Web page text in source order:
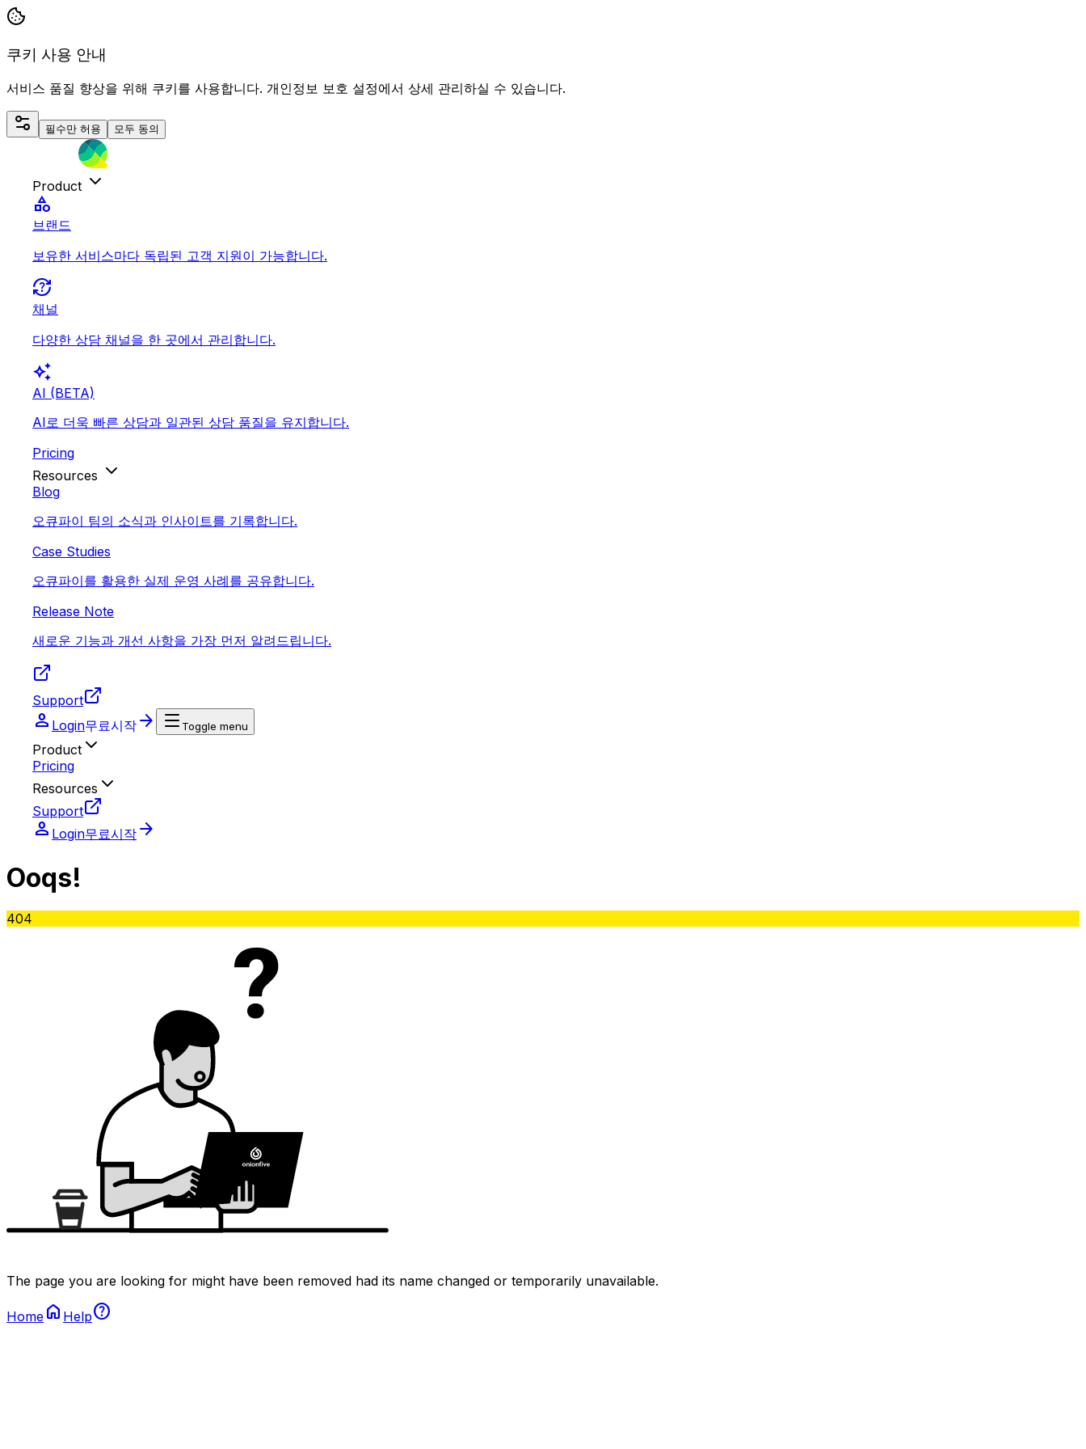
쿠키 사용 안내
서비스 품질 향상을 위해 쿠키를 사용합니다. 개인정보 보호 설정에서 상세 관리하실 수 있습니다.
필수만 허용 모두 동의
Product
category
브랜드
보유한 서비스마다 독립된 고객 지원이 가능합니다.
question_exchange
채널
다양한 상담 채널을 한 곳에서 관리합니다.
auto_awesome
AI (BETA)
AI로 더욱 빠른 상담과 일관된 상담 품질을 유지합니다.
Pricing
Resources
Blog
오큐파이 팀의 소식과 인사이트를 기록합니다.
Case Studies
오큐파이를 활용한 실제 운영 사례를 공유합니다.
Release Note
새로운 기능과 개선 사항을 가장 먼저 알려드립니다.
Support
person Login무료시작 arrow_forward Toggle menu
Product
Pricing
Resources
Support
person Login무료시작 arrow_forward
Ooqs!
404
The page you are looking for might have been removed had its name changed or temporarily unavailable.
Home home Helphelp